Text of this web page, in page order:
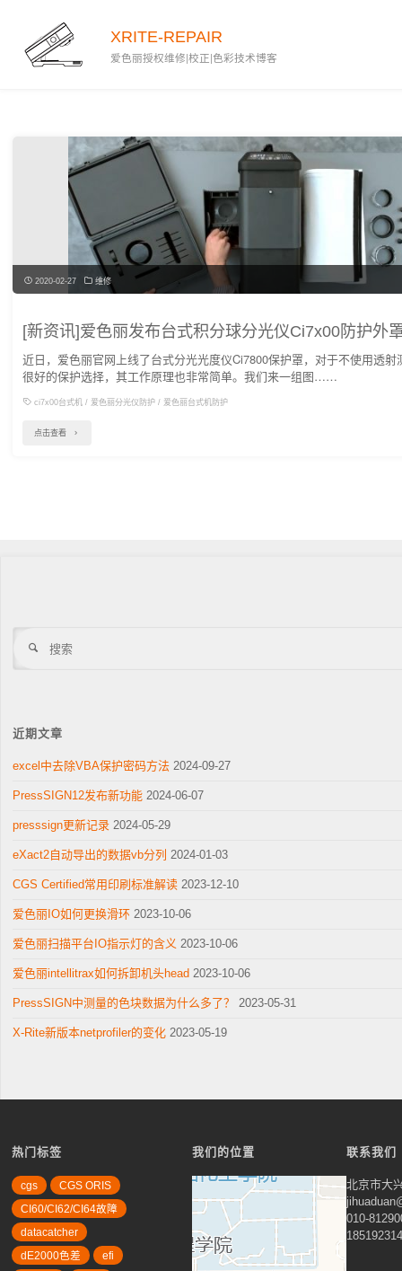
XRITE-REPAIR
爱色丽授权维修|校正|色彩技术博客
2020-02-27 维修
[新资讯]爱色丽发布台式积分球分光仪Ci7x00防护外
近日，爱色丽官网上线了台式分光光度仪Ci7800保护罩，对于不使用透
很好的保护选择，其工作原理也非常简单。我们来一组图……
ci7x00台式机/ 爱色丽分光仪防护/ 爱色丽台式机防护
点击查看
台
分
光
仪
外
罩"
搜
近期文章
excel中去除VBA保护密码方法 2024-09-27
PressSIGN12发布新功能 2024-06-07
presssign更新记录 2024-05-29
eXact2自动导出的数据vb分列 2024-01-03
CGS Certified常用印刷标准解读 2023-12-10
爱色丽IO如何更换滑环 2023-10-06
爱色丽扫描平台IO指示灯的含义 2023-10-06
爱色丽intellitrax如何拆卸机头head 2023-10-06
PressSIGN中测量的色块数据为什么多了？ 2023-05-31
X-Rite新版本netprofiler的变化 2023-05-19
热门标签
cgs
CGS ORIS
CI60/CI62/CI64故障
datacatcher
dE2000色差
efi
我们的位置 联系我们
北京市大
010-